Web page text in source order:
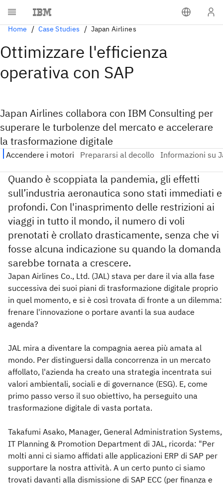
Home Case Studies Japan Airlines
Ottimizzare l'efficienza
operativa con SAP
Japan Airlines collabora con IBM Consulting per
superare le turbolenze del mercato e accelerare
la trasformazione digitale
Quando è scoppiata la pandemia, gli effetti
sull’industria aeronautica sono stati immediati e
profondi. Con l'inasprimento delle restrizioni ai
viaggi in tutto il mondo, il numero di voli
prenotati è crollato drasticamente, senza che vi
fosse alcuna indicazione su quando la domanda
sarebbe tornata a crescere.
Japan Airlines Co., Ltd. (JAL) stava per dare il via alla fase
successiva dei suoi piani di trasformazione digitale proprio
in quel momento, e si è così trovata di fronte a un dilemma:
frenare l'innovazione o portare avanti la sua audace
agenda?
JAL mira a diventare la compagnia aerea più amata al
mondo. Per distinguersi dalla concorrenza in un mercato
affollato, l'azienda ha creato una strategia incentrata sui
valori ambientali, sociali e di governance (ESG). E, come
primo passo verso il suo obiettivo, ha perseguito una
trasformazione digitale di vasta portata.
Takafumi Asako, Manager, General Administration Systems,
IT Planning & Promotion Department di JAL, ricorda: "Per
molti anni ci siamo affidati alle applicazioni ERP di SAP per
supportare la nostra attività. A un certo punto ci siamo
trovati davanti alla dismissione di SAP ECC (per finanza e